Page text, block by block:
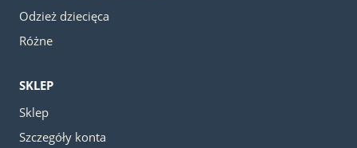
Odzież dziecięca
Różne
SKLEP
Sklep
Szczegóły konta